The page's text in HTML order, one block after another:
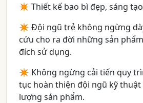
✴ Thiết kế bao bì đẹp, sáng
✴ Đội ngũ trẻ không ngừng
cứu cho ra đời những sản
đích sử dụng.
✴ Không ngừng cải tiến quy
tục hoàn thiện đội ngũ kỹ thuật
lượng sản phẩm.